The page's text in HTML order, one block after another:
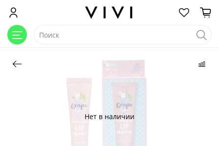
Нет в наличии